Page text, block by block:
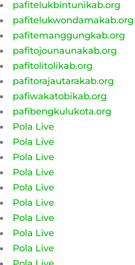
pafitelukbintunikab.org
pafitelukwondamakab.org
pafitemanggungkab.org
pafitojounaunakab.org
pafitolitolikab.org
pafitorajautarakab.org
pafiwakatobikab.org
pafibengkulukota.org
Pola Live
Pola Live
Pola Live
Pola Live
Pola Live
Pola Live
Pola Live
Pola Live
Pola Live